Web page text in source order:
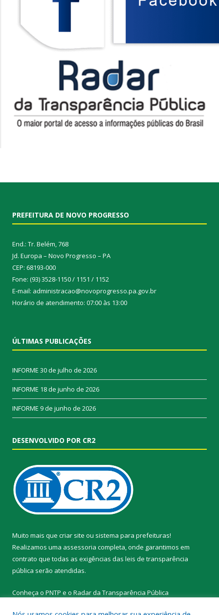
PREFEITURA DE NOVO PROGRESSO
End.: Tr. Belém, 768
Jd. Europa – Novo Progresso – PA
CEP: 68193-000
Fone: (93) 3528-1150 / 1151 / 1152
E-mail: administracao@novoprogresso.pa.gov.br
Horário de atendimento: 07:00 às 13:00
ÚLTIMAS PUBLICAÇÕES
INFORME 30 de julho de 2026
INFORME 18 de junho de 2026
INFORME 9 de junho de 2026
DESENVOLVIDO POR CR2
Muito mais que criar site ou sistema para prefeituras!
Realizamos uma assessoria completa, onde garantimos em
contrato que todas as exigências das leis de transparência
pública serão atendidas.
Conheça o PNTP e o Radar da Transparência Pública